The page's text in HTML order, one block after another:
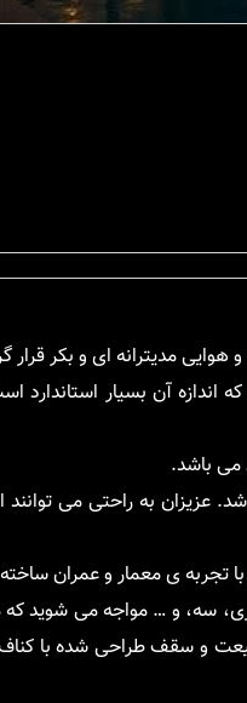
آن بسیار استاندارد
می باشد.
عزیزان به راحتی می توانند
تجربه ی معمار و عمران
سه، و … مواجه می شوید که
و سقف طراحی شده با کناف